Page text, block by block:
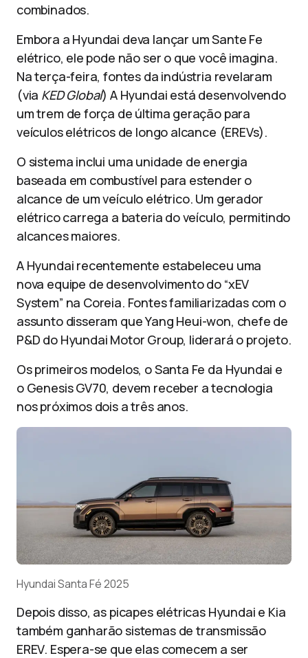
combinados.
Embora a Hyundai deva lançar um Sante Fe
elétrico, ele pode não ser o que você imagina.
Na terça-feira, fontes da indústria revelaram
(via KED Global) A Hyundai está desenvolvendo
um trem de força de última geração para
veículos elétricos de longo alcance (EREVs).
O sistema inclui uma unidade de energia
baseada em combustível para estender o
alcance de um veículo elétrico. Um gerador
elétrico carrega a bateria do veículo, permitindo
alcances maiores.
A Hyundai recentemente estabeleceu uma
nova equipe de desenvolvimento do “xEV
System” na Coreia. Fontes familiarizadas com o
assunto disseram que Yang Heui-won, chefe de
P&D do Hyundai Motor Group, liderará o projeto.
Os primeiros modelos, o Santa Fe da Hyundai e
o Genesis GV70, devem receber a tecnologia
nos próximos dois a três anos.
Hyundai Santa Fé 2025
Depois disso, as picapes elétricas Hyundai e Kia
também ganharão sistemas de transmissão
EREV. Espera-se que elas comecem a ser